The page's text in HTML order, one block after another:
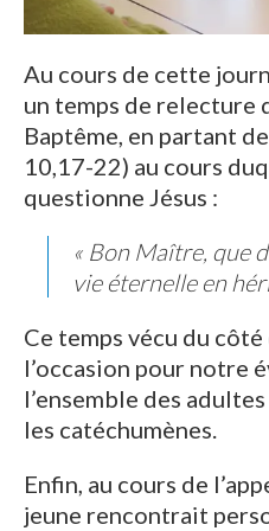
Au cours de cette
un temps de relecture
Baptême, en partant
10,17-22) au cours
questionne Jésus :
« Bon Maître, que
vie éternelle en
Ce temps vécu du
l’occasion pour notre
l’ensemble des
les catéchumènes.
Enfin, au cours de
jeune rencontrait